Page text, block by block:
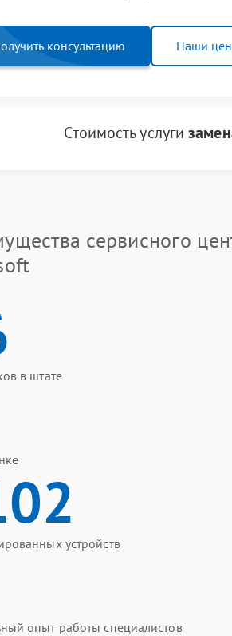
консультацию Наши
Стоимость услуги
сервисного
в штате
устройств
опыт работы специалистов